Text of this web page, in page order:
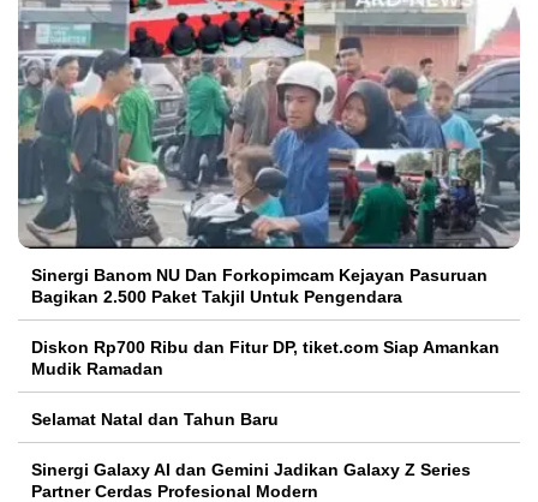
Sinergi Banom NU Dan Forkopimcam Kejayan Pasuruan
Bagikan 2.500 Paket Takjil Untuk Pengendara
Diskon Rp700 Ribu dan Fitur DP, tiket.com Siap Amankan
Mudik Ramadan
Selamat Natal dan Tahun Baru
Sinergi Galaxy AI dan Gemini Jadikan Galaxy Z Series
Partner Cerdas Profesional Modern